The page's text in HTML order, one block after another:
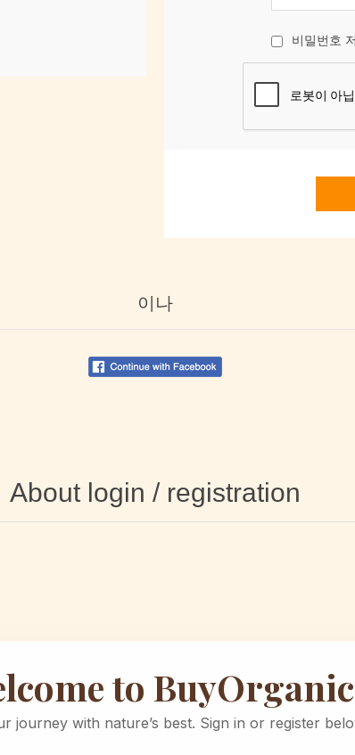
비밀번호
이나
About login / registration
to BuyOrganic
journey with nature’s best. Sign in or register